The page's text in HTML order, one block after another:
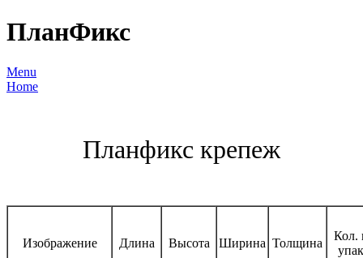
ПланФикс
Menu
Home
Планфикс крепеж
Изображение Длина Высота Ширина Толщина
Кол.
упак